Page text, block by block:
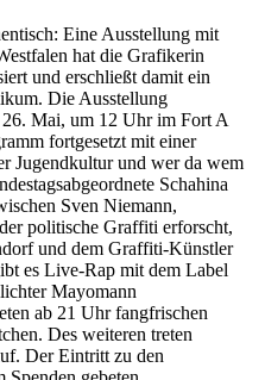
Eine Ausstellung mit
hat die Grafikerin
und erschließt damit ein
Die Ausstellung
Mai, um 12 Uhr im Fort A
fortgesetzt mit einer
Jugendkultur und wer da wem
Schahina
Sven Niemann,
politische Graffiti erforscht,
und dem Graffiti-Künstler
es Live-Rap mit dem Label
Mayomann
ab 21 Uhr fangfrischen
Des weiteren treten
Der Eintritt zu den